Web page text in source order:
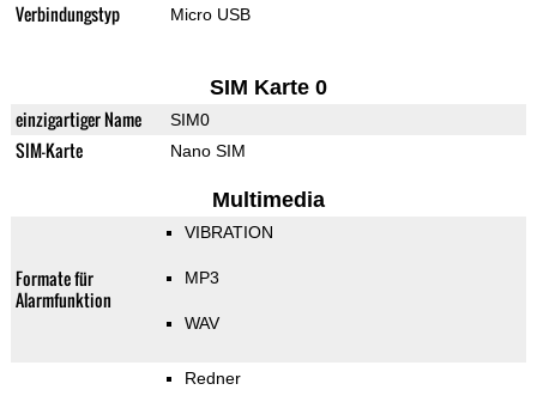
Verbindungstyp Micro USB
SIM Karte 0
einzigartiger Name SIM0
SIM-Karte Nano SIM
Multimedia
Formate für
Alarmfunktion
VIBRATION
MP3
WAV
Redner